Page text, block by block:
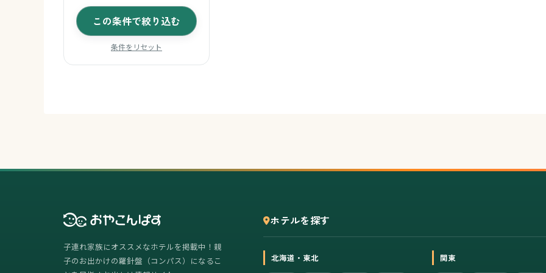
この条件で絞り込む
条件をリセット
子連れ家族にオススメなホテルを掲載中！親
子のお出かけの羅針盤（コンパス）になるこ
ホテルを探す
北海道・東北 関東